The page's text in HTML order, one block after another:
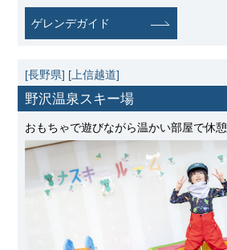
ゲレンデガイド
[長野県] [上信越道]
野沢温泉スキー場
おもちゃで遊びながら温かい部屋で休憩